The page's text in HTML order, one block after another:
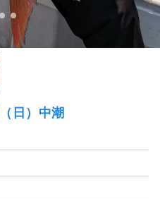
日）中潮